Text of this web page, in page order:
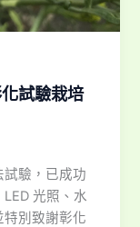
試驗栽培
驗，已成功
光照、水
別致謝彰化